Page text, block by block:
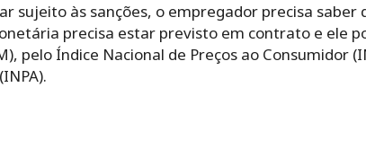
sujeito às sanções, o empregador precisa saber
precisa estar previsto em contrato e ele
pelo Índice Nacional de Preços ao Consumidor